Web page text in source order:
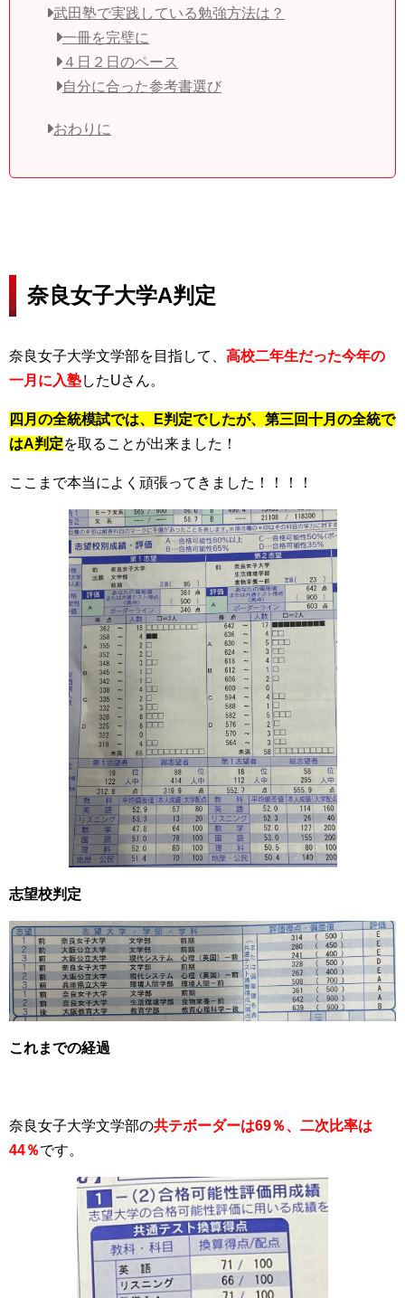
武田塾で実践している勉強方法は？
一冊を完璧に
４日２日のペース
自分に合った参考書選び
おわりに
奈良女子大学A判定
奈良女子大学文学部を目指して、 高校二年生だった今年の
一月に入塾したUさん。
四月の全統模試では、E判定でしたが、第三回十月の全統で
はA判定を取ることが出来ました！
ここまで本当によく頑張ってきました！！！！
志望校判定
これまでの経過
奈良女子大学文学部の共テボーダーは69％、二次比率は
44％です。